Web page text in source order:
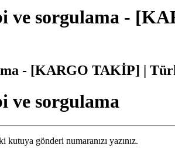
ve sorgulama -
- [KARGO TAKİP] |
ve sorgulama
gönderi numaranızı yazınız.